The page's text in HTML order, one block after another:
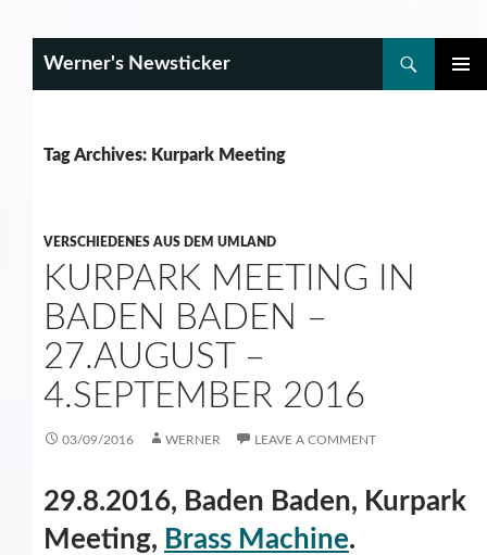
Werner's Newsticker
Tag Archives: Kurpark Meeting
VERSCHIEDENES AUS DEM UMLAND
KURPARK MEETING IN
BADEN BADEN –
27.AUGUST –
4.SEPTEMBER 2016
03/09/2016 WERNER LEAVE A COMMENT
29.8.2016, Baden Baden, Kurpark
Meeting, Brass Machine.